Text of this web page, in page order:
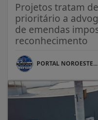
Projetos tratam
prioritário a
de emendas
reconhecimento
PORTAL NOROESTE...